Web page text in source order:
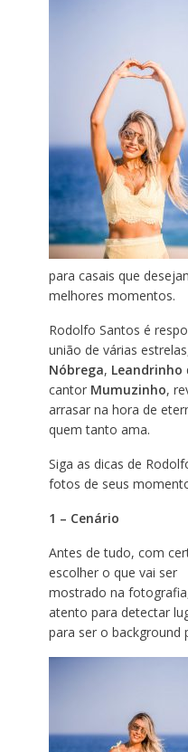
para casais que
melhores momentos.
Rodolfo Santos é
união de várias
Nóbrega, Leandrinho
cantor Mumuzinho,
arrasar na hora de
quem tanto ama.
Siga as dicas de
fotos de seus
1 – Cenário
Antes de tudo, com
escolher o que vai ser
mostrado na
atento para detectar
para ser o background